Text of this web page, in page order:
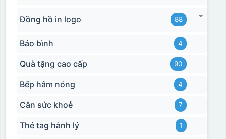
Đồng hồ in logo 88
Bảo bình 4
Quà tặng cao cấp 90
Bếp hâm nóng 4
Cân sức khoẻ 7
Thẻ tag hành lý 1